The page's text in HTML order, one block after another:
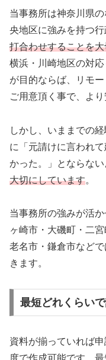
当事務所は神奈川県
央地区に強みを持つ
打合わせすることを
横浜・川崎地区の対
が目的ならば、リモ
ご用意頂く事で、よ
しかし、いままでの
に「元請けに言われ
かった。」とならない
大切にしています。
当事務所の強みが活
ヶ崎市・大磯町・二
老名市・鎌倉市など
きます。
最短どれくらい
資料が揃っていれば
度で作成可能です。